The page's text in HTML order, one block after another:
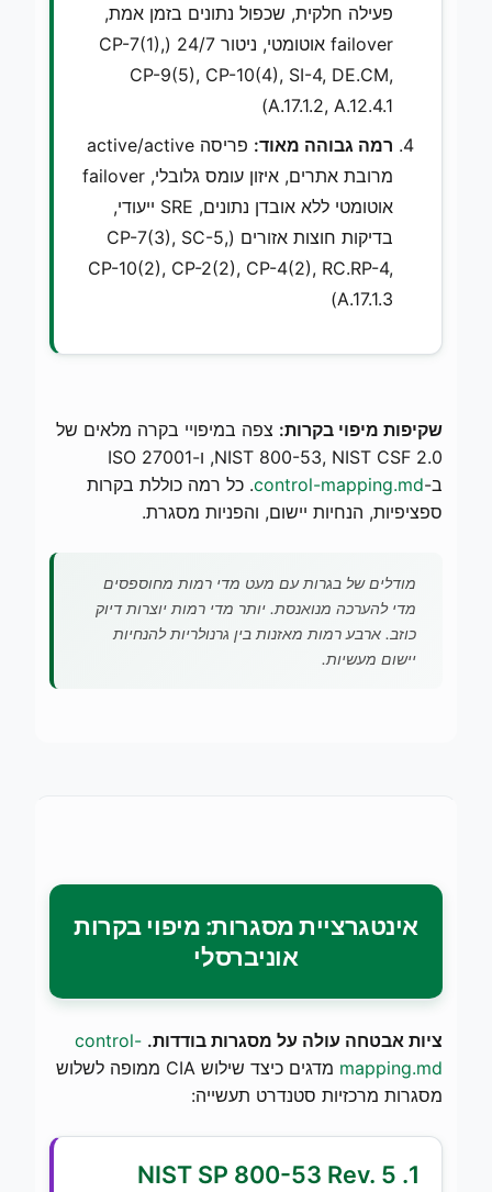
פעילה חלקית, שכפול נתונים בזמן אמת,
failover אוטומטי, ניטור 24/7 (CP-7(1),
CP-9(5), CP-10(4), SI-4, DE.CM,
A.17.1.2, A.12.4.1)
רמה גבוהה מאוד:
פריסה active/active
מרובת אתרים, איזון עומס גלובלי, failover
אוטומטי ללא אובדן נתונים, SRE ייעודי,
בדיקות חוצות אזורים (CP-7(3), SC-5,
CP-10(2), CP-2(2), CP-4(2), RC.RP-4,
A.17.1.3)
שקיפות מיפוי בקרות: צפה במיפויי בקרה מלאים של
NIST 800-53, NIST CSF 2.0, ו-ISO 27001
ב-control-mapping.md. כל רמה כוללת בקרות
ספציפיות, הנחיות יישום, והפניות מסגרת.
מודלים של בגרות עם מעט מדי רמות מחוספסים
מדי להערכה מנואנסת. יותר מדי רמות יוצרות דיוק
כוזב. ארבע רמות מאזנות בין גרנולריות להנחיות
יישום מעשיות.
אינטגרציית מסגרות: מיפוי בקרות
אוניברסלי
ציות אבטחה עולה על מסגרות בודדות. control-
mapping.md
מדגים כיצד שילוש CIA ממופה לשלוש
מסגרות מרכזיות סטנדרט תעשייה:
1. NIST SP 800-53 Rev. 5